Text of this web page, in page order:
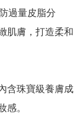
過量皮脂分
肌膚，打造柔和
含珠寶級養膚成